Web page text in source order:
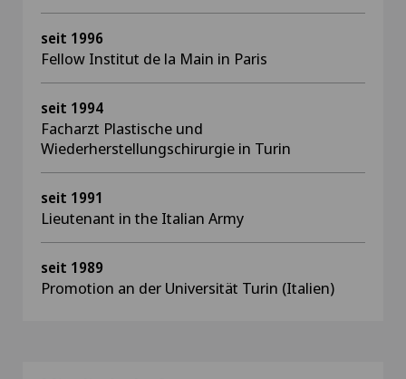
seit 1996
Fellow Institut de la Main in Paris
seit 1994
Facharzt Plastische und
Wiederherstellungschirurgie in Turin
seit 1991
Lieutenant in the Italian Army
seit 1989
Promotion an der Universität Turin (Italien)